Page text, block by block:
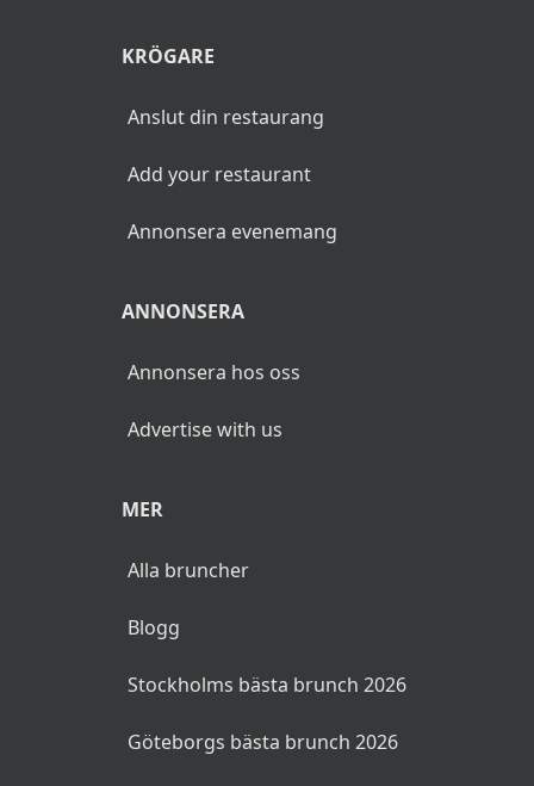
KRÖGARE
Anslut din restaurang
Add your restaurant
Annonsera evenemang
ANNONSERA
Annonsera hos oss
Advertise with us
MER
Alla bruncher
Blogg
Stockholms bästa brunch 2026
Göteborgs bästa brunch 2026